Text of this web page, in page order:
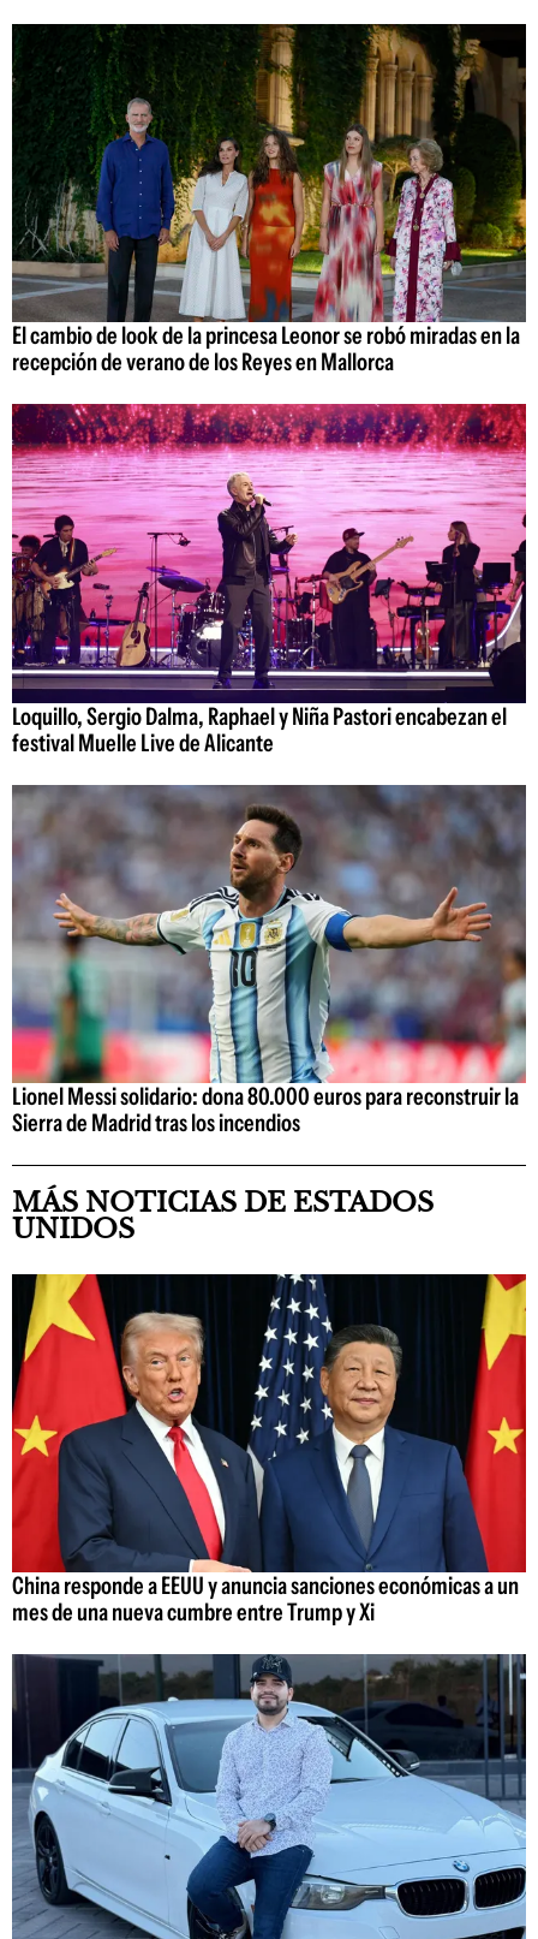
El cambio de look de la princesa Leonor se robó miradas en la
recepción de verano de los Reyes en Mallorca
Loquillo, Sergio Dalma, Raphael y Niña Pastori encabezan el
festival Muelle Live de Alicante
Lionel Messi solidario: dona 80.000 euros para reconstruir la
Sierra de Madrid tras los incendios
MÁS NOTICIAS DE ESTADOS
UNIDOS
China responde a EEUU y anuncia sanciones económicas a un
mes de una nueva cumbre entre Trump y Xi